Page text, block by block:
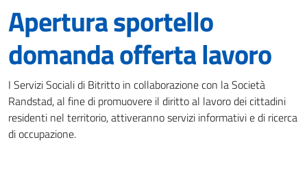
Apertura sportello
domanda offerta lavoro
Dettagli della notizia
I Servizi Sociali di Bitritto in collaborazione con la Società
Randstad, al fine di promuovere il diritto al lavoro dei cittadini
residenti nel territorio, attiveranno servizi informativi e di ricerca
di occupazione.